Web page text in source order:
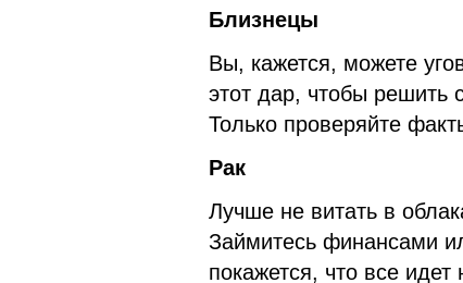
Близнецы
Вы, кажется, можете
этот дар, чтобы решить
Только проверяйте
Рак
Лучше не витать в
Займитесь финансами
покажется, что все